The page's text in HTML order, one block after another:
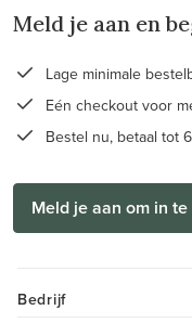
Meld je aan en
Lage minimale
Eén checkout voor
Bestel nu, betaal tot
Meld je aan om in
Bedrijf